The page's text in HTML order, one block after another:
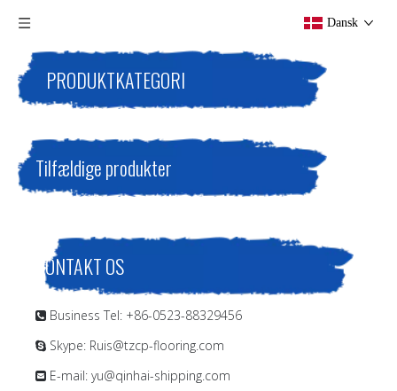
Dansk
PRODUKTKATEGORI
Tilfældige produkter
KONTAKT OS
 Business Tel: +86-0523-88329456
 Skype: Ruis@tzcp-flooring.com
 E-mail: yu@qinhai-shipping.com